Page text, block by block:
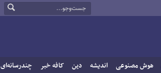
هوش مصنوعی اندیشه دین کافه خبر چندرسانه‌ای